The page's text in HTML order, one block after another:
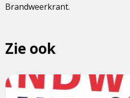
Brandweerkrant.
Zie ook
Lees